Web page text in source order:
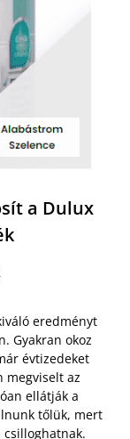
a Dulux
eredményt
Gyakran okoz
évtizedeket
megviselt az
ellátják a
tőlük, mert